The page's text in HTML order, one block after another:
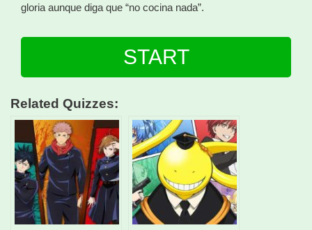
gloria aunque diga que “no cocina nada”.
START
Related Quizzes: